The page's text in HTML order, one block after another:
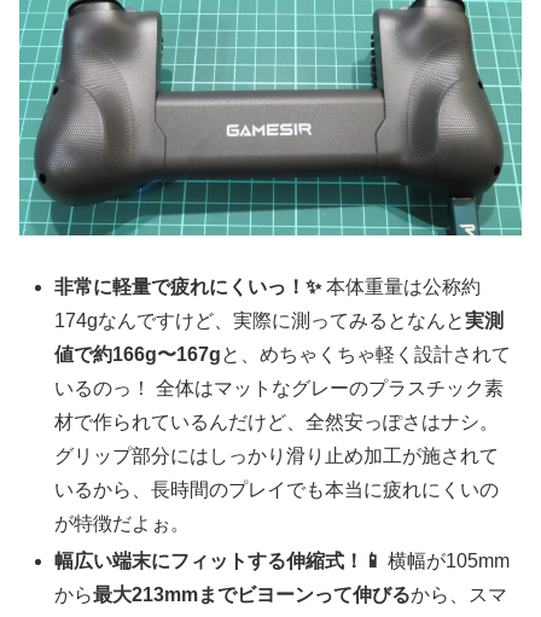
非常に軽量で疲れにくいっ！✨本体重量は公称約
174gなんですけど、実際に測ってみるとなんと実測
値で約166g〜167gと、めちゃくちゃ軽く設計されて
いるのっ！ 全体はマットなグレーのプラスチック素
材で作られているんだけど、全然安っぽさはナシ。
グリップ部分にはしっかり滑り止め加工が施されて
いるから、長時間のプレイでも本当に疲れにくいの
が特徴だよぉ。
幅広い端末にフィットする伸縮式！📱 横幅が105mm
から最大213mmまでビヨーンって伸びるから、スマ